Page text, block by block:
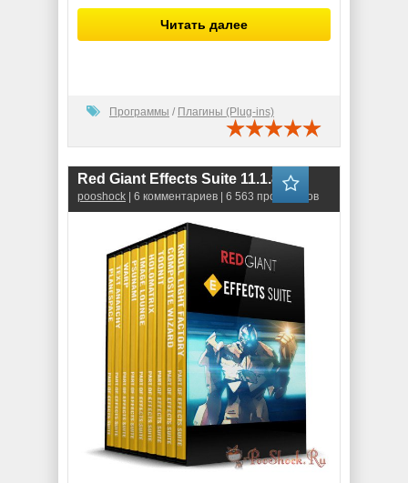
Читать далее
Программы / Плагины (Plug-ins)
Red Giant Effects Suite 11.1.8
pooshock | 6 комментариев | 6 563 просмотров